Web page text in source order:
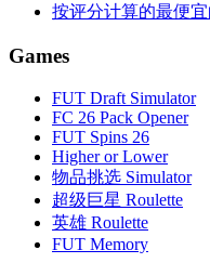
按评分计算的最便
Games
FUT Draft Simulator
FC 26 Pack Opener
FUT Spins 26
Higher or Lower
物品挑选 Simulator
超级巨星 Roulette
英雄 Roulette
FUT Memory